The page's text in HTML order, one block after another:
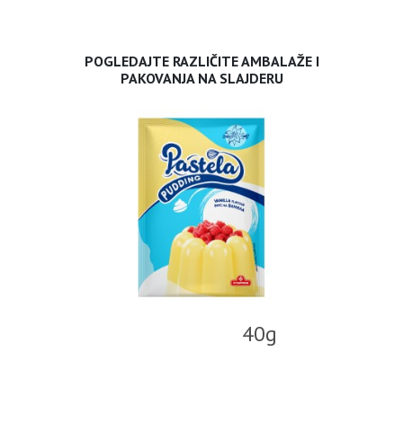
POGLEDAJTE RAZLIČITE AMBALAŽE I
PAKOVANJA NA SLAJDERU
40g